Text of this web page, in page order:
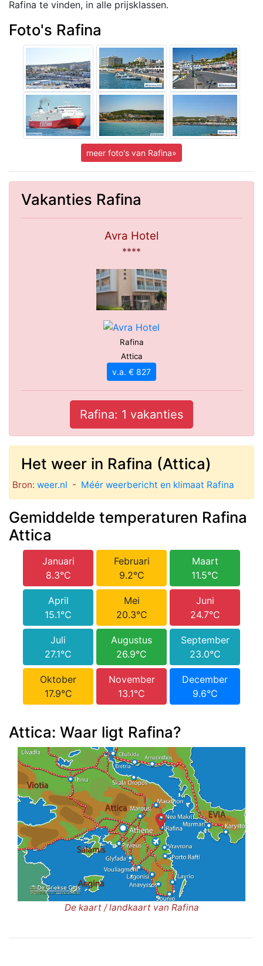
Rafina te vinden, in alle prijsklassen.
Foto's Rafina
meer foto's van Rafina»
Vakanties Rafina
Avra Hotel
****
Rafina
Attica
v.a. € 827
Rafina: 1 vakanties
Het weer in Rafina (Attica)
Bron: weer.nl - Méér weerbericht en klimaat Rafina
Gemiddelde temperaturen Rafina
Attica
Januari
8.3°C
Februari
9.2°C
Maart
11.5°C
April
15.1°C
Mei
20.3°C
Juni
24.7°C
Juli
27.1°C
Augustus
26.9°C
September
23.0°C
Oktober
17.9°C
November
13.1°C
December
9.6°C
Attica: Waar ligt Rafina?
De kaart / landkaart van Rafina